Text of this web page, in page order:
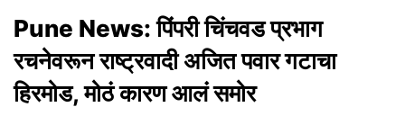
Pune News: पिंपरी चिंचवड प्रभाग
रचनेवरून राष्ट्रवादी अजित पवार गटाचा
हिरमोड, मोठं कारण आलं समोर